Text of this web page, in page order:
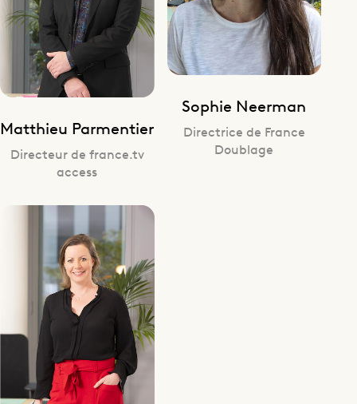
Matthieu Parmentier
Directeur de france.tv
access
Sophie Neerman
Directrice de France
Doublage